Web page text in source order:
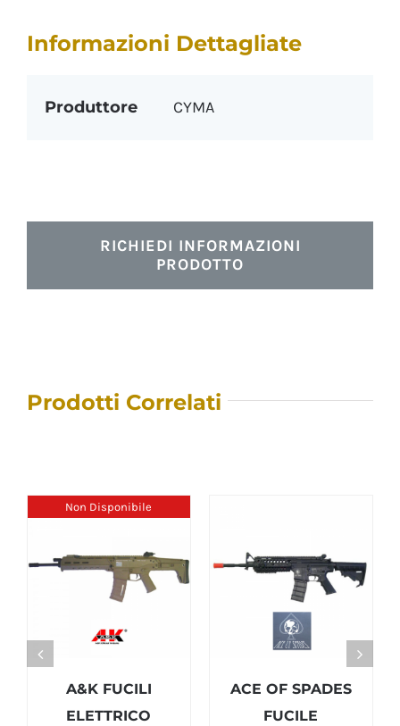
Informazioni Dettagliate
Produttore CYMA
RICHIEDI INFORMAZIONI
PRODOTTO
Prodotti Correlati
Non Disponibile
A&K FUCILI
ELETTRICO
ACE OF SPADES
FUCILE